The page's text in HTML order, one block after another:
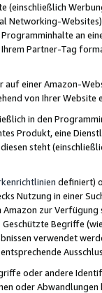
(einschließlich
Networking-
an
Partner-Tag
auf einer Amazon-
von Ihrer
in den
Produkt, eine
steht
definiert)
Nutzung in einer
zur
Geschützte Begriffe
verwendet
oder andere
oder